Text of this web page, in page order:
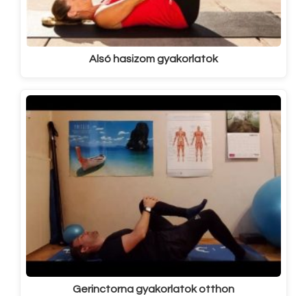
Alsó hasizom gyakorlatok
Gerinctorna gyakorlatok otthon